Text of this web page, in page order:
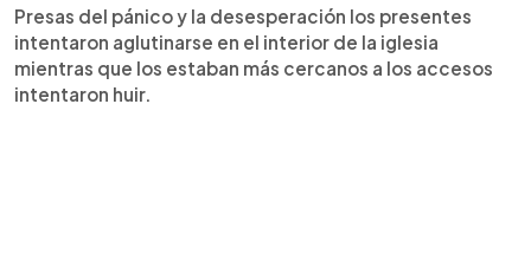
Presas del pánico y la desesperación los presentes
intentaron aglutinarse en el interior de la iglesia
mientras que los estaban más cercanos a los accesos
intentaron huir.